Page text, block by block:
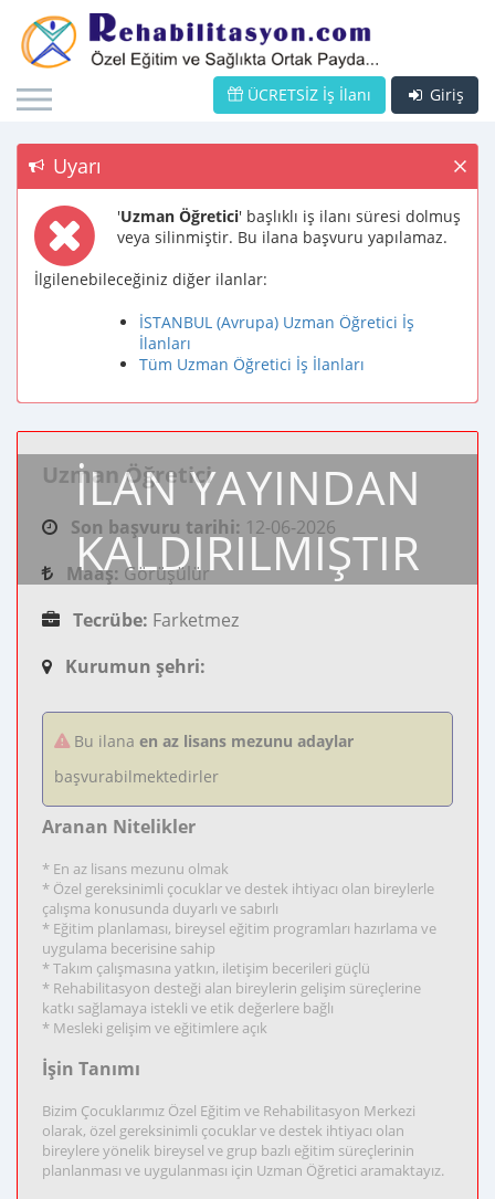
Giriş
ÜCRETSİZ İş İlanı
Uyarı
'Uzman Öğretici' başlıklı iş ilanı süresi dolmuş
veya silinmiştir. Bu ilana başvuru yapılamaz.
İlgilenebileceğiniz diğer ilanlar:
İSTANBUL (Avrupa) Uzman Öğretici İş
İlanları
Tüm Uzman Öğretici İş İlanları
İLAN YAYINDAN
KALDIRILMIŞTIR
Uzman Öğretici
Son başvuru tarihi: 12-06-2026
Maaş: Görüşülür
Tecrübe: Farketmez
Kurumun şehri:
Bu ilana en az lisans mezunu adaylar
başvurabilmektedirler
Aranan Nitelikler
* En az lisans mezunu olmak
* Özel gereksinimli çocuklar ve destek ihtiyacı olan bireylerle
çalışma konusunda duyarlı ve sabırlı
* Eğitim planlaması, bireysel eğitim programları hazırlama ve
uygulama becerisine sahip
* Takım çalışmasına yatkın, iletişim becerileri güçlü
* Rehabilitasyon desteği alan bireylerin gelişim süreçlerine
katkı sağlamaya istekli ve etik değerlere bağlı
* Mesleki gelişim ve eğitimlere açık
İşin Tanımı
Bizim Çocuklarımız Özel Eğitim ve Rehabilitasyon Merkezi
olarak, özel gereksinimli çocuklar ve destek ihtiyacı olan
bireylere yönelik bireysel ve grup bazlı eğitim süreçlerinin
planlanması ve uygulanması için Uzman Öğretici aramaktayız.